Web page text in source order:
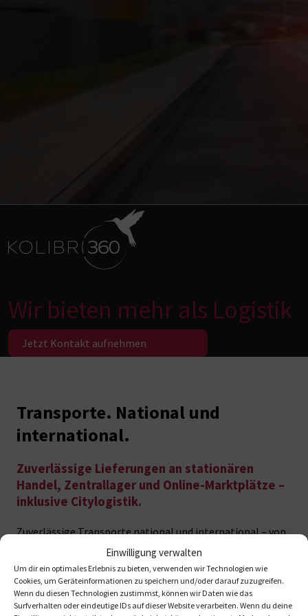
Einwilligung verwalten
Um dir ein optimales Erlebnis zu bieten, verwenden wir Technologien wie
Cookies, um Geräteinformationen zu speichern und/oder darauf zuzugreifen.
Wenn du diesen Technologien zustimmst, können wir Daten wie das
Surfverhalten oder eindeutige IDs auf dieser Website verarbeiten. Wenn du deine
Wir bieten mehr als Logistik
Jetzt Kontakt ​aufnehmen​
Transporte. National und
international.
Zuverlässige Lieferungen an stationären
Handel, Zentrallager und Online-Marktplätze –
inklusive Citylogistik.
Zuverlässige Transporte national und international – von
Systemverkehren über Citylogistik bis zur Lieferung an
Zentrallager und Online-Marktplätze.